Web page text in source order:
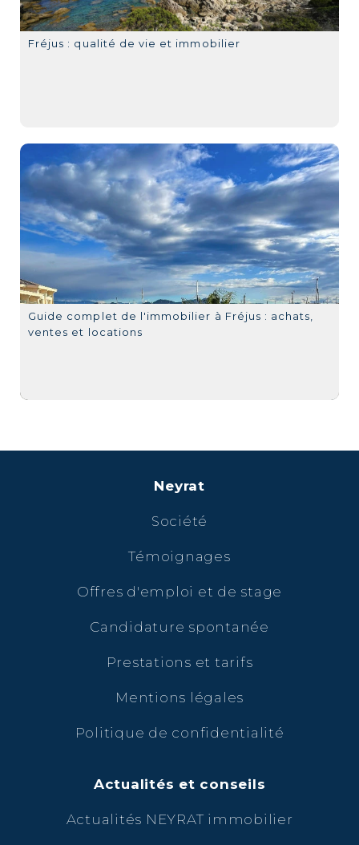
Fréjus : qualité de vie et immobilier
Guide complet de l'immobilier à Fréjus : achats,
ventes et locations
Neyrat
Société
Témoignages
Offres d'emploi et de stage
Candidature spontanée
Prestations et tarifs
Mentions légales
Politique de confidentialité
Actualités et conseils
Actualités NEYRAT immobilier